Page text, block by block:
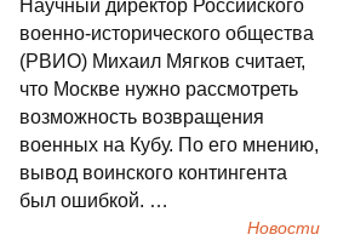
Научный директор Российского
военно-исторического общества
(РВИО) Михаил Мягков считает,
что Москве нужно рассмотреть
возможность возвращения
военных на Кубу. По его мнению,
вывод воинского контингента
был ошибкой. …
Новости